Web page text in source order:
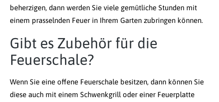
beherzigen, dann werden Sie viele gemütliche Stunden mit
einem prasselnden Feuer in Ihrem Garten zubringen können.
Gibt es Zubehör für die
Feuerschale?
Wenn Sie eine offene Feuerschale besitzen, dann können Sie
diese auch mit einem Schwenkgrill oder einer Feuerplatte